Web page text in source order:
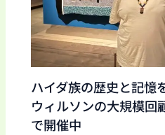
ハイダ族の歴史と記憶
ウィルソンの大規模回
で開催中